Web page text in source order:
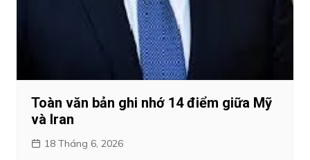
Toàn văn bản ghi nhớ 14 điểm giữa Mỹ
và Iran
18 Tháng 6, 2026